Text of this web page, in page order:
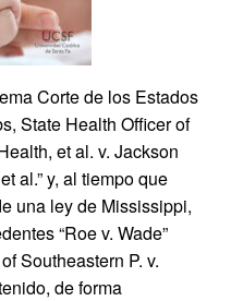
Corte de los Estados
State Health Officer of
et al. v. Jackson
al.” y, al tiempo que
una ley de Mississippi,
“Roe v. Wade”
Southeastern P. v.
de forma